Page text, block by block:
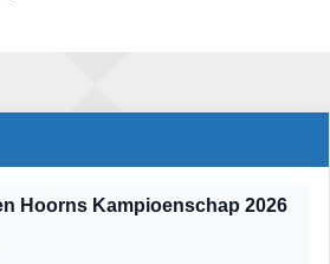
Hoorns Kampioenschap 2026